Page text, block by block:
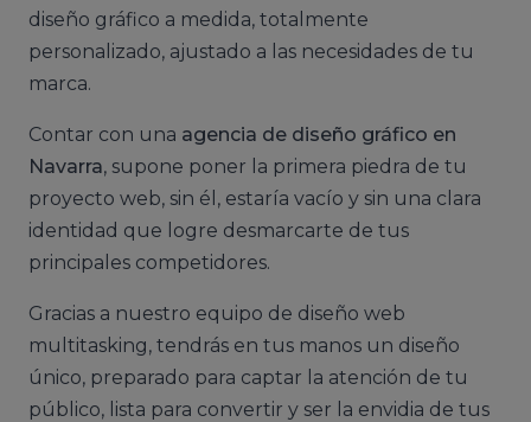
diseño gráfico a medida, totalmente
personalizado, ajustado a las necesidades de tu
marca.
Contar con una agencia de diseño gráfico en
Navarra, supone poner la primera piedra de tu
proyecto web, sin él, estaría vacío y sin una clara
identidad que logre desmarcarte de tus
principales competidores.
Gracias a nuestro equipo de diseño web
multitasking, tendrás en tus manos un diseño
único, preparado para captar la atención de tu
público, lista para convertir y ser la envidia de tus